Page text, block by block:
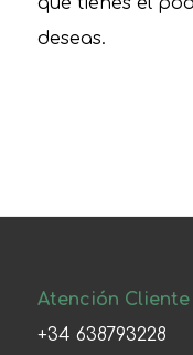
deseas.
Atención Cliente
+34 638793228